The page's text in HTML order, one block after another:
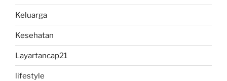
Keluarga
Kesehatan
Layartancap21
lifestyle